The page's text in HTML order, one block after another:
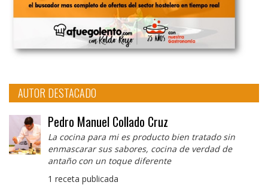
AUTOR DESTACADO
Pedro Manuel Collado Cruz
La cocina para mi es producto bien tratado sin
enmascarar sus sabores, cocina de verdad de
antaño con un toque diferente
1 receta publicada